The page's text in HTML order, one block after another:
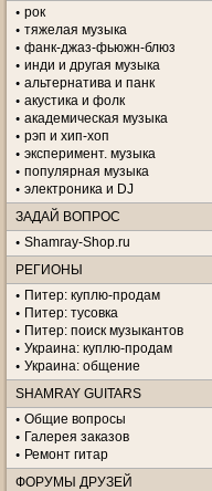
рок
тяжелая музыка
фанк-джаз-фьюжн-блюз
инди и другая музыка
альтернатива и панк
акустика и фолк
академическая музыка
рэп и хип-хоп
эксперимент. музыка
популярная музыка
электроника и DJ
ЗАДАЙ ВОПРОС
Shamray-Shop.ru
РЕГИОНЫ
Питер: куплю-продам
Питер: тусовка
Питер: поиск музыкантов
Украина: куплю-продам
Украина: общение
SHAMRAY GUITARS
Общие вопросы
Галерея заказов
Ремонт гитар
ФОРУМЫ ДРУЗЕЙ